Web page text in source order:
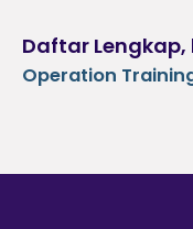
Daftar
Operation